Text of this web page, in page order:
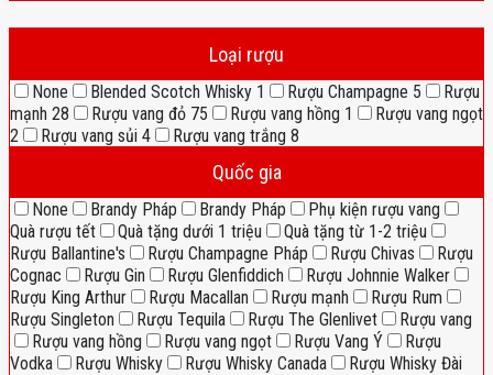
Loại rượu
None Blended Scotch Whisky 1 Rượu Champagne 5
Rượu
mạnh 28 Rượu vang đỏ 75 Rượu vang hồng 1
Rượu vang ngọt
2
Rượu vang sủi 4 Rượu vang trắng 8
Quốc gia
None Brandy Pháp Brandy Pháp
Phụ kiện rượu vang
Quà rượu tết
Quà tặng dưới 1 triệu
Quà tặng từ 1-2 triệu
Rượu Ballantine's
Rượu Champagne Pháp Rượu Chivas
Rượu
Cognac
Rượu Gin Rượu Glenfiddich
Rượu Johnnie Walker
Rượu King Arthur
Rượu Macallan Rượu mạnh
Rượu Rum
Rượu Singleton
Rượu Tequila Rượu The Glenlivet
Rượu vang
Rượu vang hồng
Rượu vang ngọt Rượu Vang Ý
Rượu
Vodka
Rượu Whisky Rượu Whisky Canada Rượu Whisky Đài